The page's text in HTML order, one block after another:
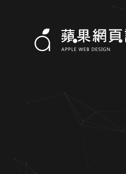
網頁設計案例/範例